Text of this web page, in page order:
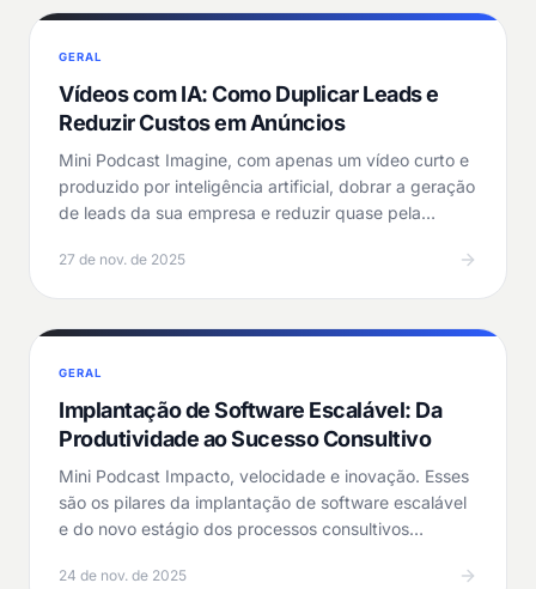
GERAL
Vídeos com IA: Como Duplicar Leads e
Reduzir Custos em Anúncios
Mini Podcast Imagine, com apenas um vídeo curto e
produzido por inteligência artificial, dobrar a geração
de leads da sua empresa e reduzir quase pela…
27 de nov. de 2025
GERAL
Implantação de Software Escalável: Da
Produtividade ao Sucesso Consultivo
Mini Podcast Impacto, velocidade e inovação. Esses
são os pilares da implantação de software escalável
e do novo estágio dos processos consultivos…
24 de nov. de 2025